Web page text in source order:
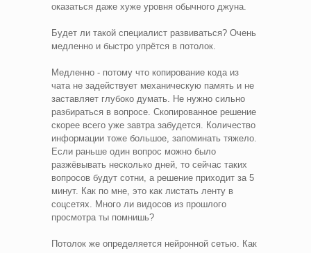
оказаться даже хуже уровня обычного джуна.
Будет ли такой специалист развиваться? Очень
медленно и быстро упрётся в потолок.
Медленно - потому что копирование кода из
чата не задействует механическую память и не
заставляет глубоко думать. Не нужно сильно
разбираться в вопросе. Скопированное решение
скорее всего уже завтра забудется. Количество
информации тоже большое, запоминать тяжело.
Если раньше один вопрос можно было
разжёвывать несколько дней, то сейчас таких
вопросов будут сотни, а решение приходит за 5
минут. Как по мне, это как листать ленту в
соцсетях. Много ли видосов из прошлого
просмотра ты помнишь?
Потолок же определяется нейронной сетью. Как